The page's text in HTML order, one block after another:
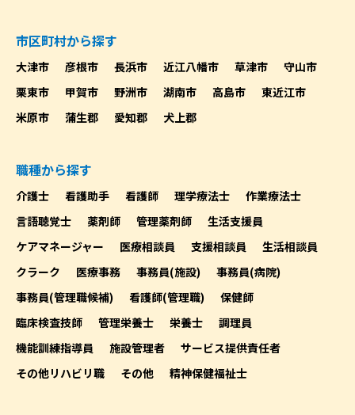
市区町村から探す
大津市 彦根市 長浜市 近江八幡市 草津市
守山市
栗東市
甲賀市 野洲市 湖南市 高島市
東近江市
米原市
蒲生郡 愛知郡 犬上郡
職種から探す
介護士 看護助手 看護師 理学療法士
作業療法士
言語聴覚士
薬剤師 管理薬剤師
生活支援員
ケアマネージャー
医療相談員 支援相談員
生活相談員
クラーク
医療事務 事務員(施設)
事務員(病院)
事務員(管理職候補)
看護師(管理職)
保健師
臨床検査技師
管理栄養士 栄養士
調理員
機能訓練指導員
施設管理者
サービス提供責任者
その他リハビリ職
その他 精神保健福祉士